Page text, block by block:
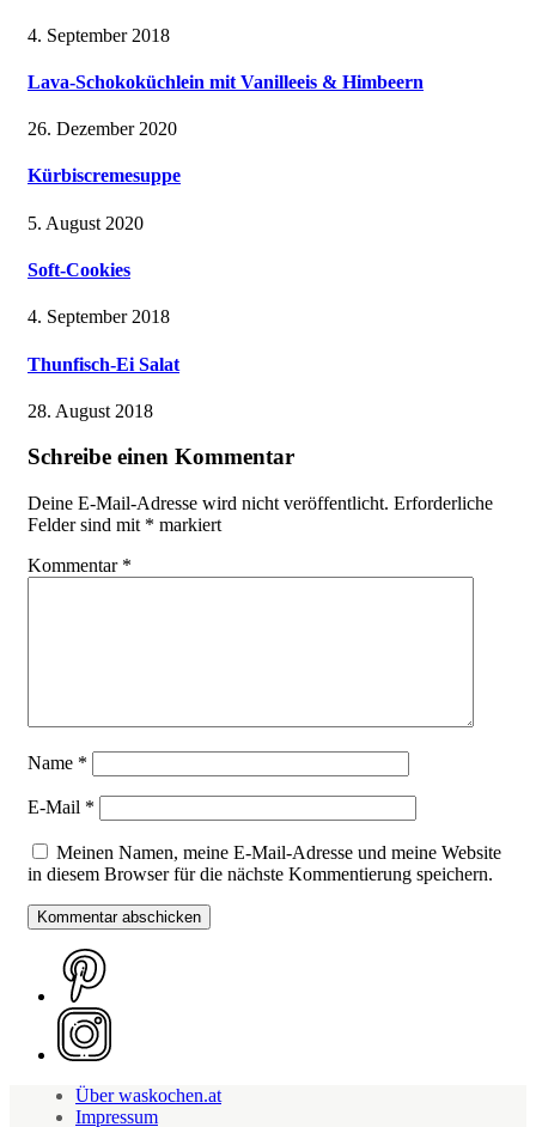
4. September 2018
Lava-Schokoküchlein mit Vanilleeis & Himbeern
26. Dezember 2020
Kürbiscremesuppe
5. August 2020
Soft-Cookies
4. September 2018
Thunfisch-Ei Salat
28. August 2018
Schreibe einen Kommentar
Deine E-Mail-Adresse wird nicht veröffentlicht. Erforderliche
Felder sind mit * markiert
Kommentar *
Name *
E-Mail *
Meinen Namen, meine E-Mail-Adresse und meine Website
in diesem Browser für die nächste Kommentierung speichern.
Über waskochen.at
Impressum